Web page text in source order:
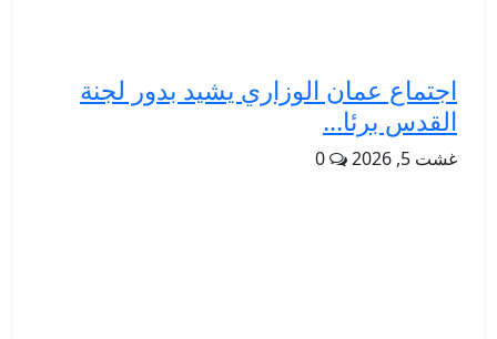
اجتماع عمان الوزاري يشيد بدور لجنة
القدس برئا...
غشت 5, 2026 0